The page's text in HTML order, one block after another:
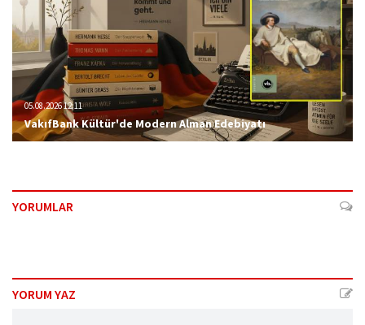
05.08.2026 12:11
VakıfBank Kültür'de Modern Alman Edebiyatı
YORUMLAR
YORUM YAZ